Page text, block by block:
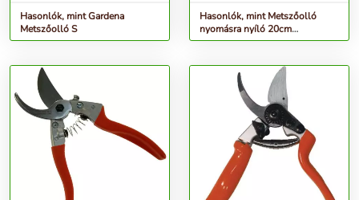
Hasonlók, mint Gardena
Metszőolló S
Hasonlók, mint Metszőolló
nyomásra nyíló 20cm
gumirozott